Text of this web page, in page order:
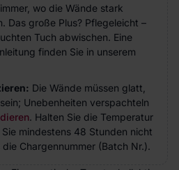
wo die Wände stark
Das große Plus? Pflegeleicht –
Tuch abwischen. Eine
finden Sie in unserem
Die Wände müssen glatt,
Unebenheiten verspachteln
. Halten Sie die Temperatur
mindestens 48 Stunden nicht
Chargennummer (Batch Nr.).